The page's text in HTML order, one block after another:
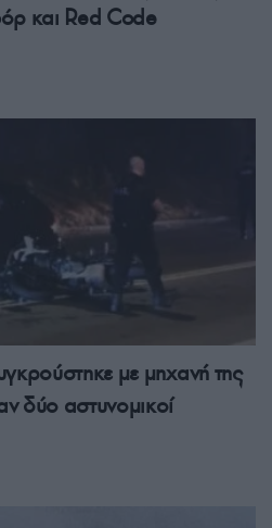
και Red Code
με μηχανή της
δύο αστυνομικοί